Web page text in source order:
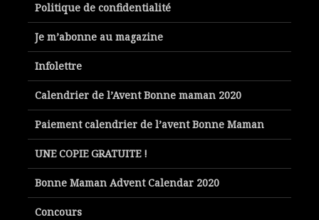
Politique de confidentialité
Je m’abonne au magazine
Infolettre
Calendrier de l’Avent Bonne maman 2020
Paiement calendrier de l’avent Bonne Maman
UNE COPIE GRATUITE !
Bonne Maman Advent Calendar 2020
Concours